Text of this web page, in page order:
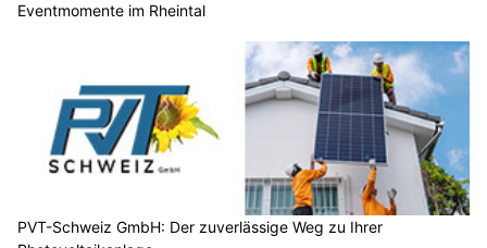
Eventmomente im Rheintal
PVT-Schweiz GmbH: Der zuverlässige Weg zu Ihrer